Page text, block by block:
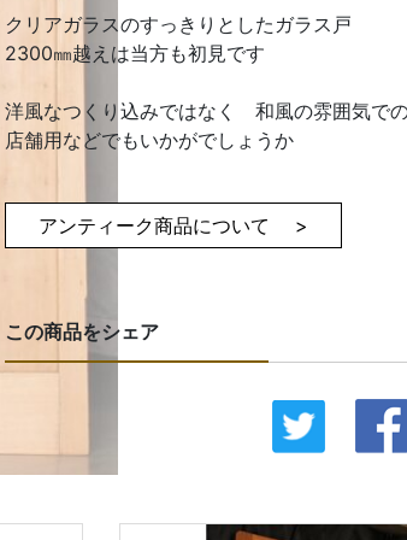
クリアガラスのすっきりとしたガラス戸
2300㎜越えは当方も初見です
洋風なつくり込みではなく 和風の雰囲気で
店舗用などでもいかがでしょうか
アンティーク商品について >
この商品をシェア